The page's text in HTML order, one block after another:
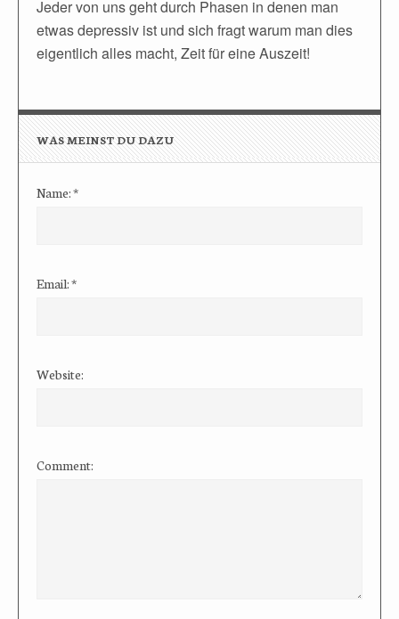
Jeder von uns geht durch Phasen in denen man
etwas depressiv ist und sich fragt warum man dies
eigentlich alles macht, Zeit für eine Auszeit!
WAS MEINST DU DAZU
Name:*
Email:*
Website:
Comment: